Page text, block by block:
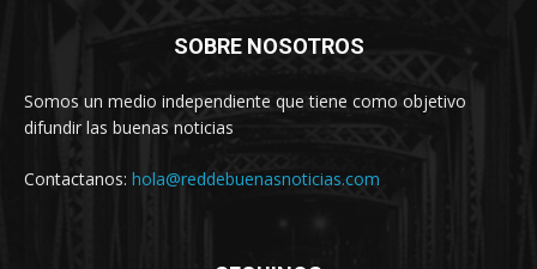
SOBRE NOSOTROS
Somos un medio independiente que tiene como objetivo
difundir las buenas noticias
Contactanos: hola@reddebuenasnoticias.com